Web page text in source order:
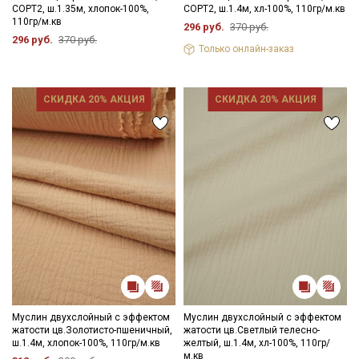
СОРТ2, ш.1.35м, хлопок-100%,
110гр/м.кв
296 руб. 370 руб.
СОРТ2, ш.1.4м, хл-100%, 110гр/м.кв
296 руб. 370 руб.
Только онлайн-заказ
СКИДКА 20% АКЦИЯ
Муслин двухслойный с эффектом
жатости цв.Золотисто-пшеничный,
ш.1.4м, хлопок-100%, 110гр/м.кв
СКИДКА 20% АКЦИЯ
Муслин двухслойный с эффектом
жатости цв.Светлый телесно-
желтый, ш.1.4м, хл-100%, 110гр/
м.кв
Секретная рассылка от Купава
Мы публикуем здесь дополнительные
промокоды и скидки до 30% на узкие
категории тканей
Электронная почта
Подписаться